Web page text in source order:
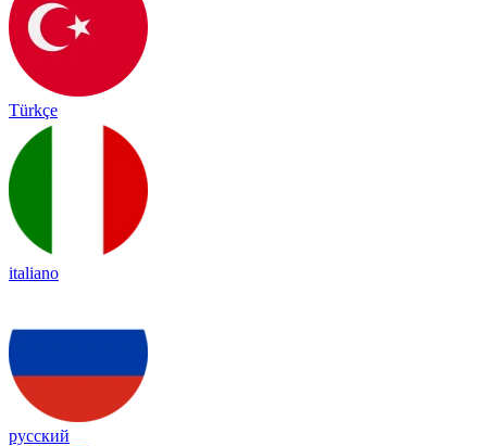
Türkçe
italiano
русский